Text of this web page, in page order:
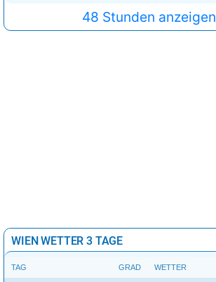
48 Stunden anzeigen
WIEN WETTER 3 TAGE
TAG GRAD WETTER